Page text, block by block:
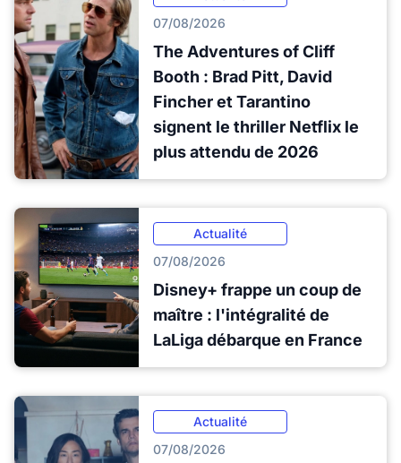
07/08/2026
The Adventures of Cliff
Booth : Brad Pitt, David
Fincher et Tarantino
signent le thriller Netflix le
plus attendu de 2026
Actualité
07/08/2026
Disney+ frappe un coup de
maître : l'intégralité de
LaLiga débarque en France
Actualité
07/08/2026